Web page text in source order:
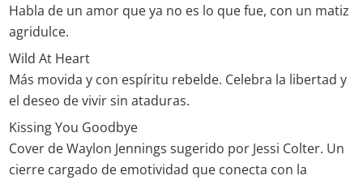
Habla de un amor que ya no es lo que fue, con un matiz
agridulce.
Wild At Heart
Más movida y con espíritu rebelde. Celebra la libertad y
el deseo de vivir sin ataduras.
Kissing You Goodbye
Cover de Waylon Jennings sugerido por Jessi Colter. Un
cierre cargado de emotividad que conecta con la